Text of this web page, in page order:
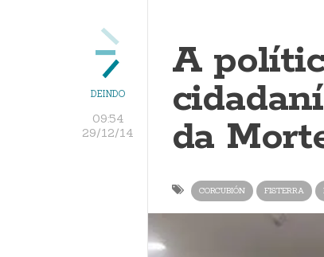
DEINDO
09:54
29/12/14
A
da
CORCUBIÓN FISTERRA